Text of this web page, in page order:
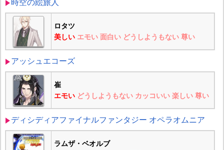
時空の絵旅人
ロタツ
美しい エモい 面白い どうしようもない 尊い
アッシュエコーズ
崔
エモい どうしようもない カッコいい 楽しい 尊い
ディシディアファイナルファンタジー オペラオムニア
ラムザ・ベオルブ